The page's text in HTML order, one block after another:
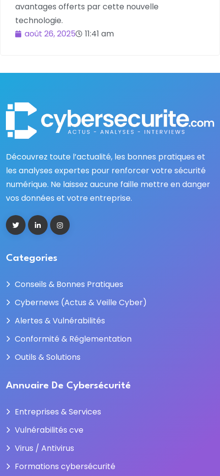
avantages offerts par cette nouvelle
technologie.
août 26, 2025
11:41 am
Découvrez toute l’actualité, les bonnes pratiques et
les analyses expertes pour renforcer votre sécurité
numérique. Ne laissez aucune faille mettre en danger
vos données et votre entreprise.
Categories
Conseils & Bonnes Pratiques
Cybernews (Actus & Veille Cyber)
Alertes & Vulnérabilités
Conformité & Réglementation
Outils & Solutions
Annuaire De Cybersécurité
Entreprises & Services
Vulnérabilités cve
Virus / Antivirus
Formations cybersécurité